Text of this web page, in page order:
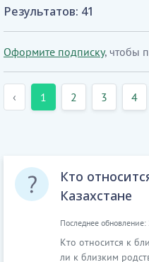
Результатов: 41
Оформите подписку, чтобы
‹ 1 2 3 4
Кто
Казахстане
Последнее
Кто относится к
ли к близким